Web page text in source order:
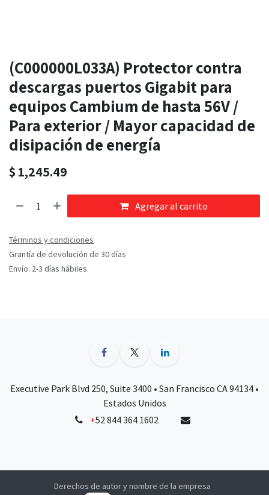
(C000000L033A) Protector contra
descargas puertos Gigabit para
equipos Cambium de hasta 56V /
Para exterior / Mayor capacidad de
disipación de energía
$ 1,245.49
Agregar al carrito
Términos y condiciones
Grantía de devolución de 30 días
Envío: 2-3 días hábiles
Executive Park Blvd 250, Suite 3400 • San Francisco CA 94134 •
Estados Unidos
+52 844 364 1602
Derechos de autor y nombre de la empresa